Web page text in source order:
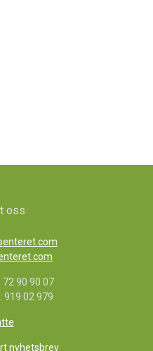
oss
90 90 07
919 02 979
nyhetsbrev